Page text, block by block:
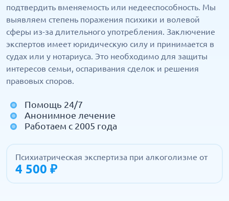
подтвердить вменяемость или недееспособность. Мы
выявляем степень поражения психики и волевой
сферы из-за длительного употребления. Заключение
экспертов имеет юридическую силу и принимается в
судах или у нотариуса. Это необходимо для защиты
интересов семьи, оспаривания сделок и решения
правовых споров.
Помощь 24/7
Анонимное лечение
Работаем с 2005 года
Психиатрическая экспертиза при алкоголизме от
4 500 ₽